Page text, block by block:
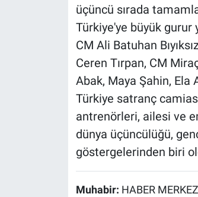
üçüncü sırada
Türkiye'ye büyük gurur
CM Ali Batuhan
Ceren Tırpan, CM
Abak, Maya Şahin, Ela
Türkiye satranç
antrenörleri, ailesi ve
dünya üçüncülüğü,
göstergelerinden biri
Muhabir: HABER